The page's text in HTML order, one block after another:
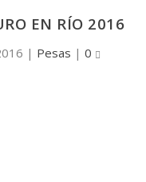
EN RÍO 2016
| Pesas |0